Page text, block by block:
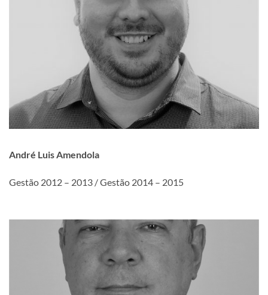
André Luis Amendola
Gestão 2012 – 2013 / Gestão 2014 – 2015